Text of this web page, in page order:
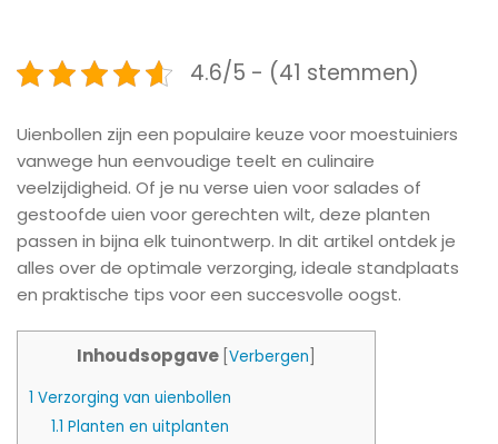
4.6/5 - (41 stemmen)
Uienbollen zijn een populaire keuze voor moestuiniers
vanwege hun eenvoudige teelt en culinaire
veelzijdigheid. Of je nu verse uien voor salades of
gestoofde uien voor gerechten wilt, deze planten
passen in bijna elk tuinontwerp. In dit artikel ontdek je
alles over de optimale verzorging, ideale standplaats
en praktische tips voor een succesvolle oogst.
Inhoudsopgave Verbergen
1 Verzorging van uienbollen
1.1 Planten en uitplanten